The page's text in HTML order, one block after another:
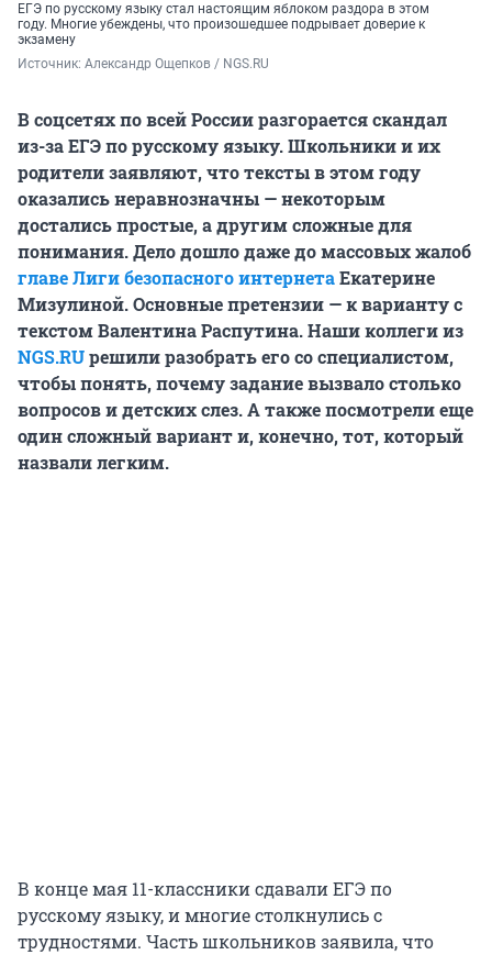
ЕГЭ по русскому языку стал настоящим яблоком раздора в этом
году. Многие убеждены, что произошедшее подрывает доверие к
экзамену
Источник: Александр Ощепков / NGS.RU
В соцсетях по всей России разгорается скандал
из-за ЕГЭ по русскому языку. Школьники и их
родители заявляют, что тексты в этом году
оказались неравнозначны — некоторым
достались простые, а другим сложные для
понимания. Дело дошло даже до массовых жалоб
главе Лиги безопасного интернетаЕкатерине
Мизулиной. Основные претензии — к варианту с
текстом Валентина Распутина. Наши коллеги из
NGS.RUрешили разобрать его со специалистом,
чтобы понять, почему задание вызвало столько
вопросов и детских слез. А также посмотрели еще
один сложный вариант и, конечно, тот, который
назвали легким.
В конце мая 11-классники сдавали ЕГЭ по
русскому языку, и многие столкнулись с
трудностями. Часть школьников заявила, что